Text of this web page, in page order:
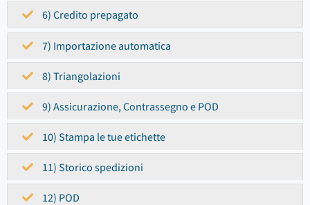
6) Credito prepagato
7) Importazione automatica
8) Triangolazioni
9) Assicurazione, Contrassegno e POD
10) Stampa le tue etichette
11) Storico spedizioni
12) POD